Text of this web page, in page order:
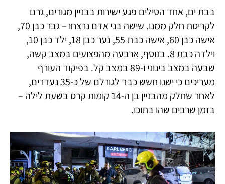
בבת ים, אחד הטילים פגע ישירות בבניין מגורים, גרם
לקריסת חלק ממנו. שישה בני אדם נרצחו – גבר כבן 70,
אישה כבן 60, אישה כבת 55, נער כבן 18, ילד כבן 10,
וילדה כבת 8. בנוסף, ארבעה מהפצועים במצב קשה,
שבעה במצב בינוני ו-89 במצב קל. בפיקוד העורף
מעריכים כי ישנו חשש כבד לגורלם של כ-35 נעדרים,
לאחר שחלק מהבניין בן ה-14 קומות קרס בשעת לילה –
בזמן שרבים שהו בתוכו.